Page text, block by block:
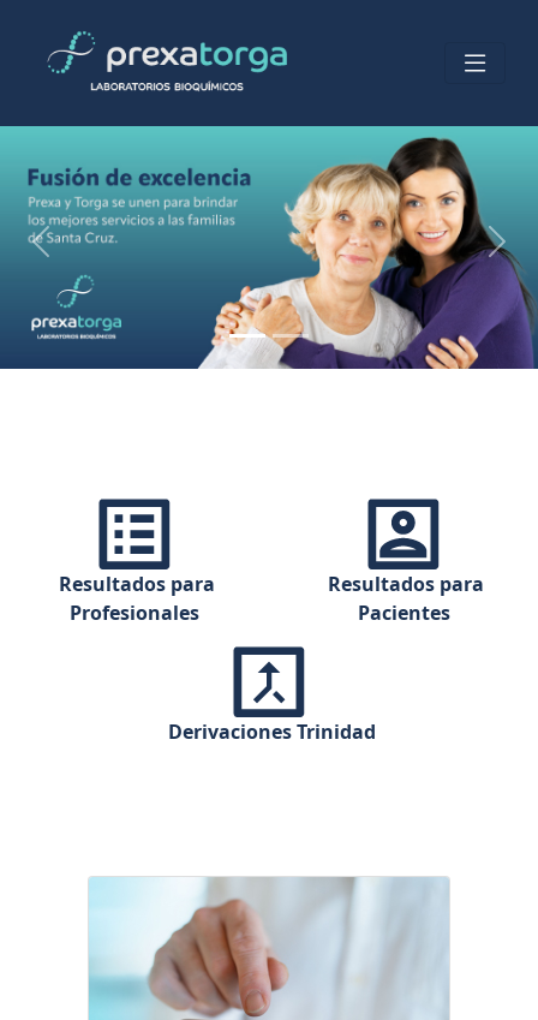
Previous Next
Resultados para
Profesionales
Resultados para
Pacientes
Derivaciones Trinidad